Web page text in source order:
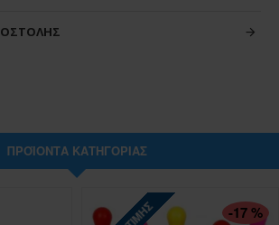
ΠΡΟΪΌΝΤΑ ΚΑΤΗΓΟΡΊΑΣ
-17 %